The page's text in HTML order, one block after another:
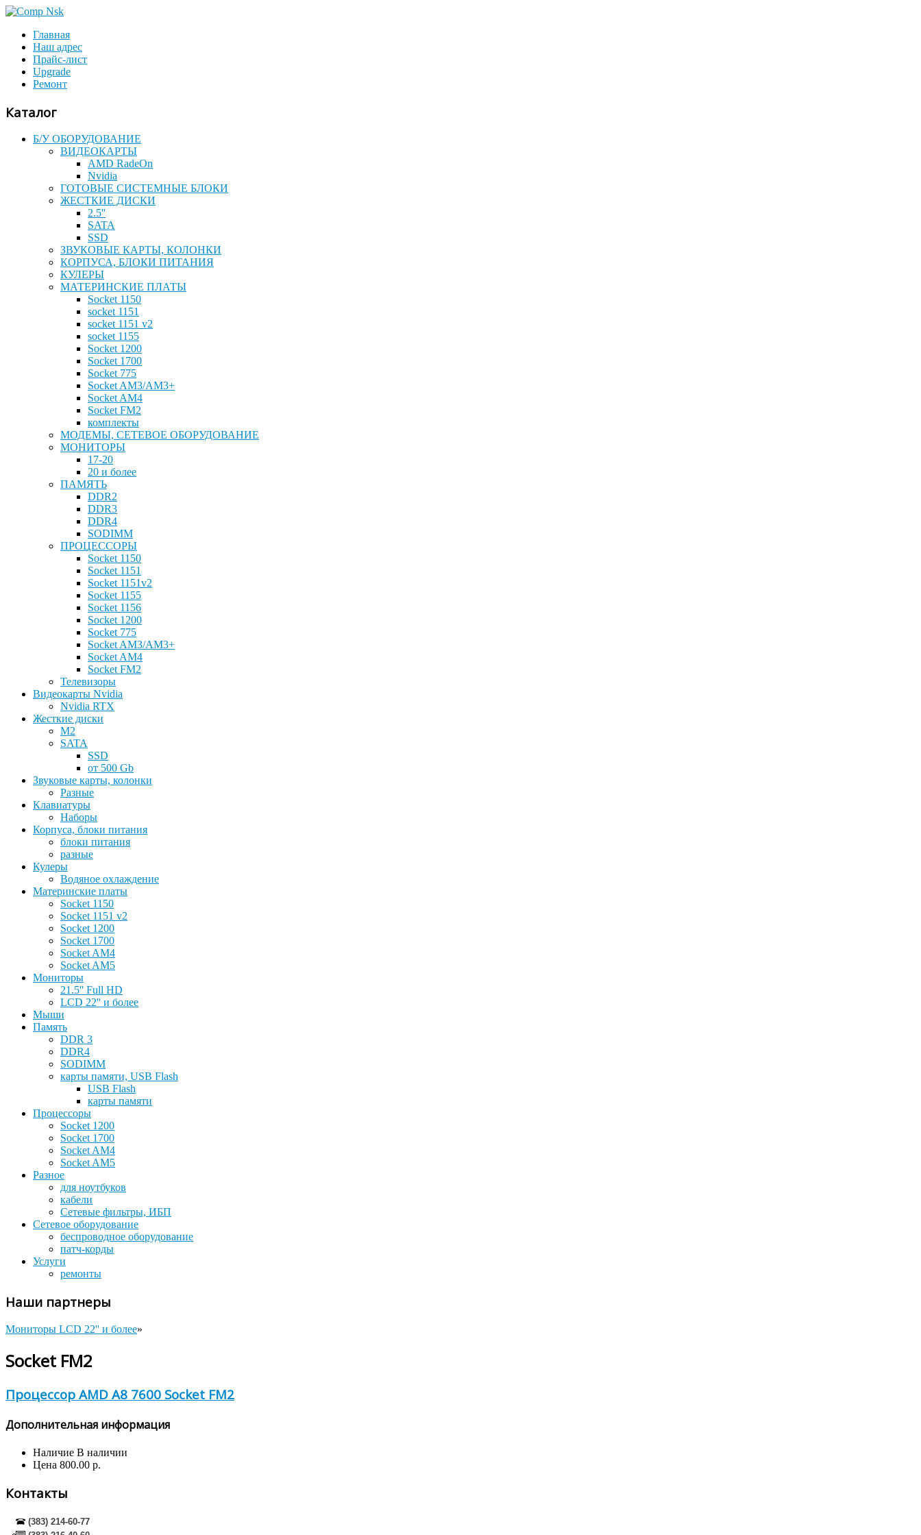
Главная
Наш адрес
Прайс-лист
Upgrade
Ремонт
Каталог
Б/У ОБОРУДОВАНИЕ
ВИДЕОКАРТЫ
AMD RadeOn
Nvidia
ГОТОВЫЕ СИСТЕМНЫЕ БЛОКИ
ЖЕСТКИЕ ДИСКИ
2.5''
SATA
SSD
ЗВУКОВЫЕ КАРТЫ, КОЛОНКИ
КОРПУСА, БЛОКИ ПИТАНИЯ
КУЛЕРЫ
МАТЕРИНСКИЕ ПЛАТЫ
Socket 1150
socket 1151
socket 1151 v2
socket 1155
Socket 1200
Socket 1700
Socket 775
Socket AM3/AM3+
Socket AM4
Socket FM2
комплекты
МОДЕМЫ, СЕТЕВОЕ ОБОРУДОВАНИЕ
МОНИТОРЫ
17-20
20 и более
ПАМЯТЬ
DDR2
DDR3
DDR4
SODIMM
ПРОЦЕССОРЫ
Socket 1150
Socket 1151
Socket 1151v2
Socket 1155
Socket 1156
Socket 1200
Socket 775
Socket AM3/AM3+
Socket AM4
Socket FM2
Телевизоры
Видеокарты Nvidia
Nvidia RTX
Жесткие диски
M2
SATA
SSD
от 500 Gb
Звуковые карты, колонки
Разные
Клавиатуры
Наборы
Корпуса, блоки питания
блоки питания
разные
Кулеры
Водяное охлаждение
Материнские платы
Socket 1150
Socket 1151 v2
Socket 1200
Socket 1700
Socket AM4
Socket AM5
Мониторы
21.5'' Full HD
LCD 22'' и более
Мыши
Память
DDR 3
DDR4
SODIMM
карты памяти, USB Flash
USB Flash
карты памяти
Процессоры
Socket 1200
Socket 1700
Socket AM4
Socket AM5
Разное
для ноутбуков
кабели
Сетевые фильтры, ИБП
Сетевое оборудование
беспроводное оборудование
патч-корды
Услуги
ремонты
Наши партнеры
Мониторы LCD 22'' и более»
Socket FM2
Процессор AMD A8 7600 Socket FM2
Дополнительная информация
Наличие В наличии
Цена 800.00 р.
Контакты
(383) 214-60-77